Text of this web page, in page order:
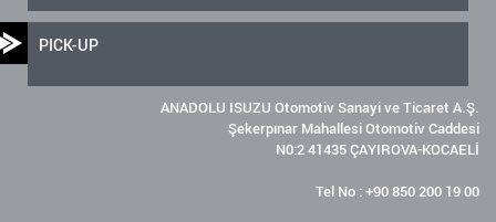
PICK-UP
ANADOLU ISUZU Otomotiv Sanayi ve Ticaret A.Ş.
Şekerpınar Mahallesi Otomotiv Caddesi
N0:2 41435 ÇAYIROVA-KOCAELİ
Tel No : +90 850 200 19 00